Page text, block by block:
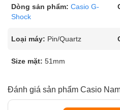
Dòng sản phẩm: Casio G-
Shock
Loại máy: Pin/Quartz
Size mặt: 51mm
Đánh giá sản phẩm Casio